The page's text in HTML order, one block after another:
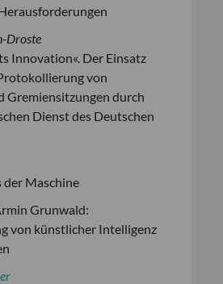
Droste
Innovation«. Der Einsatz
von
Gremiensitzungen durch
Dienst des Deutschen
der Maschine
Grunwald:
von künstlicher Intelligenz